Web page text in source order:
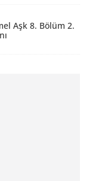
Aşk 8. Bölüm 2.